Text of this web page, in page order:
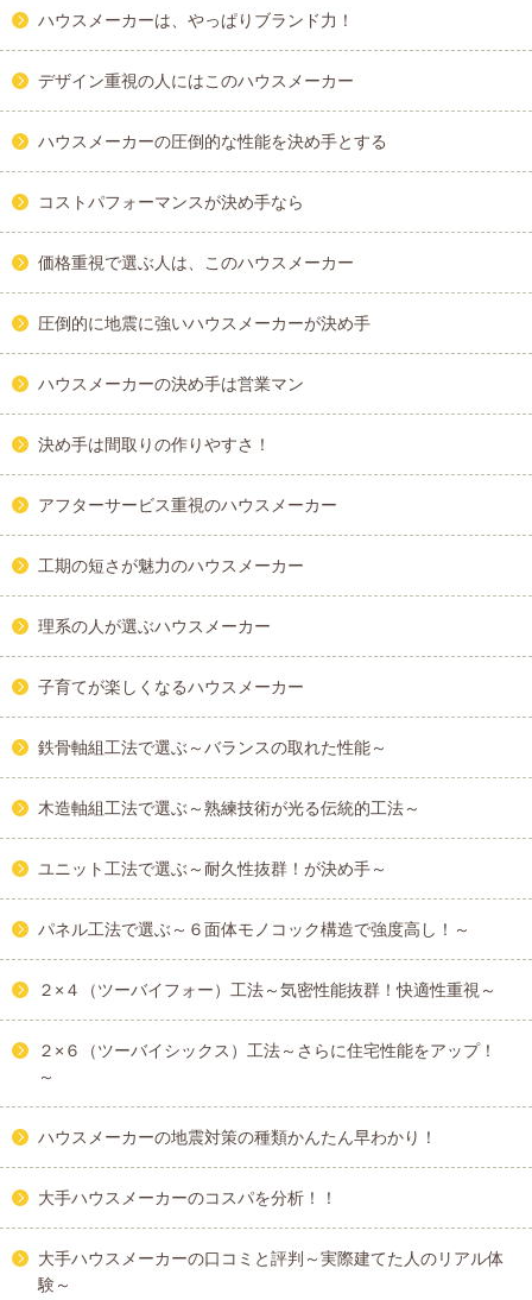
ハウスメーカーは、やっぱりブランド力！
デザイン重視の人にはこのハウスメーカー
ハウスメーカーの圧倒的な性能を決め手とする
コストパフォーマンスが決め手なら
価格重視で選ぶ人は、このハウスメーカー
圧倒的に地震に強いハウスメーカーが決め手
ハウスメーカーの決め手は営業マン
決め手は間取りの作りやすさ！
アフターサービス重視のハウスメーカー
工期の短さが魅力のハウスメーカー
理系の人が選ぶハウスメーカー
子育てが楽しくなるハウスメーカー
鉄骨軸組工法で選ぶ～バランスの取れた性能～
木造軸組工法で選ぶ～熟練技術が光る伝統的工法～
ユニット工法で選ぶ～耐久性抜群！が決め手～
パネル工法で選ぶ～６面体モノコック構造で強度高し！～
２×４（ツーバイフォー）工法～気密性能抜群！快適性重視～
２×６（ツーバイシックス）工法～さらに住宅性能をアップ！
～
ハウスメーカーの地震対策の種類かんたん早わかり！
大手ハウスメーカーのコスパを分析！！
大手ハウスメーカーの口コミと評判～実際建てた人のリアル体
験～